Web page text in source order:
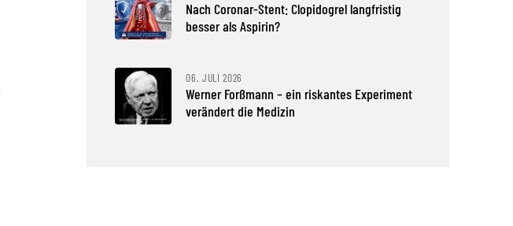
Nach Coronar-Stent: Clopidogrel langfristig
besser als Aspirin?
06. JULI 2026
Werner Forßmann – ein riskantes Experiment
verändert die Medizin